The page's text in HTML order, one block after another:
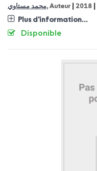
محمد مستاوي, Auteur 2018
Plus d'information...
Disponible